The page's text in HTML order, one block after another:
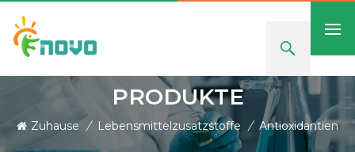
PRODUKTE
Zuhause / Lebensmittelzusatzstoffe / Antioxidantien